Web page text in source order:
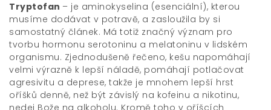
Tryptofan – je aminokyselina (esenciální), kterou
musíme dodávat v potravě, a zasloužila by si
samostatný článek. Má totiž značný význam pro
tvorbu hormonu serotoninu a melatoninu v lidském
organismu. Zjednodušeně řečeno, kešu napomáhají
velmi výrazně k lepší náladě, pomáhají potlačovat
agresivitu a deprese, takže je mnohem lepší hrst
oříšků denně, než být závislý na kofeinu a nikotinu,